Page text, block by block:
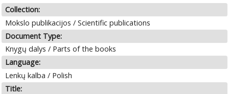
Collection:
Mokslo publikacijos / Scientific publications
Document Type:
Knygų dalys / Parts of the books
Language:
Lenkų kalba / Polish
Title: